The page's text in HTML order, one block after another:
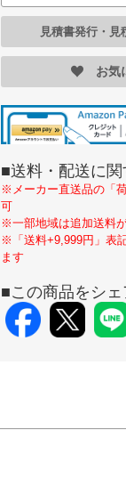
見積書発行・見
お気
■送料・配送に
※メーカー直送品の「
可
※一部地域は追加送料
※「送料+9,999円」表
ます
■この商品をシェ